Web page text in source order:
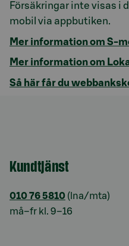
Försäkringar inte visas i
mobil via appbutiken.
Mer information om S-
Mer information om
Så här får du
Kundtjänst
010 76 5810 (lna/mta)
må–fr kl. 9–16